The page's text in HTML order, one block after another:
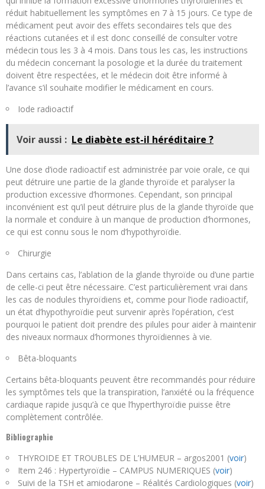
réduit habituellement les symptômes en 7 à 15 jours. Ce type de
médicament peut avoir des effets secondaires tels que des
réactions cutanées et il est donc conseillé de consulter votre
médecin tous les 3 à 4 mois. Dans tous les cas, les instructions
du médecin concernant la posologie et la durée du traitement
doivent être respectées, et le médecin doit être informé à
l’avance s’il souhaite modifier le médicament en cours.
Iode radioactif
Voir aussi : Le diabète est-il héréditaire ?
Une dose d’iode radioactif est administrée par voie orale, ce qui
peut détruire une partie de la glande thyroïde et paralyser la
production excessive d’hormones. Cependant, son principal
inconvénient est qu’il peut détruire plus de la glande thyroïde que
la normale et conduire à un manque de production d’hormones,
ce qui est connu sous le nom d’hypothyroïdie.
Chirurgie
Dans certains cas, l’ablation de la glande thyroïde ou d’une partie
de celle-ci peut être nécessaire. C’est particulièrement vrai dans
les cas de nodules thyroïdiens et, comme pour l’iode radioactif,
un état d’hypothyroïdie peut survenir après l’opération, c’est
pourquoi le patient doit prendre des pilules pour aider à maintenir
des niveaux normaux d’hormones thyroïdiennes à vie.
Bêta-bloquants
Certains bêta-bloquants peuvent être recommandés pour réduire
les symptômes tels que la transpiration, l’anxiété ou la fréquence
cardiaque rapide jusqu’à ce que l’hyperthyroïdie puisse être
complètement contrôlée.
Bibliographie
THYROIDE ET TROUBLES DE L’HUMEUR – argos2001 (voir)
Item 246 : Hypertyroïdie – CAMPUS NUMERIQUES (voir)
Suivi de la TSH et amiodarone – Réalités Cardiologiques (voir)